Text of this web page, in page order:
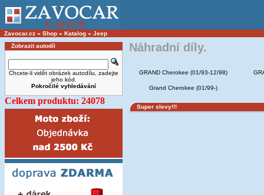
Zavocar.cz » Shop » Katalog » Jeep
Zobrazit autodíl
Chcete-li vidět obrázek autodílu, zadejte
jeho kód.
Pokročilé vyhledávání
Celkem produktu: 24078
Náhradní díly.
GRAND Cherokee (01/93-12/98)
Grand Cherokee (01/99-)
Super slevy!!!